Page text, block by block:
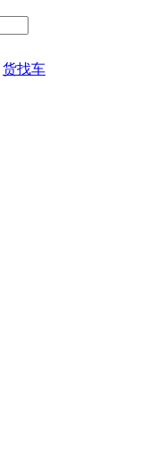
货找车